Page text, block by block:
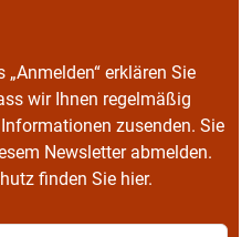
erklären Sie
wir Ihnen regelmäßig
zusenden. Sie
Newsletter abmelden.
finden Sie hier.